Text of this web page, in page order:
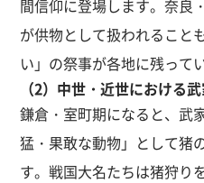
間信仰に登場します。奈良
が供物として扱われること
い」の祭事が各地に残って
（2）中世・近世における
鎌倉・室町期になると、武
猛・果敢な動物」として猪
す。戦国大名たちは猪狩り